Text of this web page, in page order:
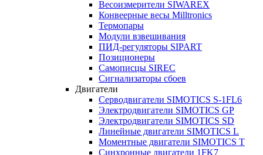
Весоизмерители SIWAREX
Конвеерные весы Milltronics
Термопары
Модули взвешивания
ПИД-регуляторы SIPART
Позиционеры
Самописцы SIREC
Сигнализаторы сбоев
Двигатели
Серводвигатели SIMOTICS S-1FL6
Электродвигатели SIMOTICS GP
Электродвигатели SIMOTICS SD
Линейные двигатели SIMOTICS L
Моментные двигатели SIMOTICS T
Синхронные двигатели 1FK7